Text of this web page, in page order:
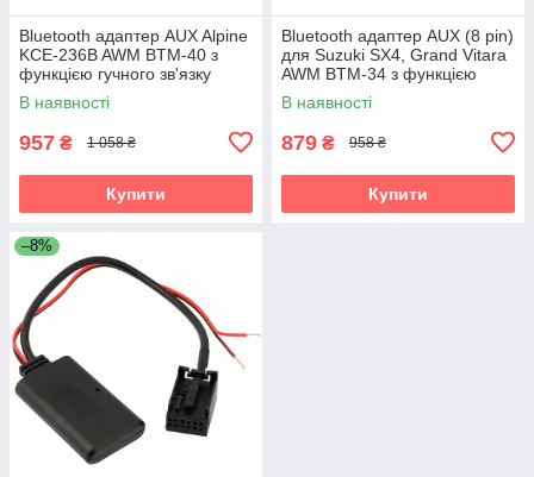
Bluetooth адаптер AUX Alpine
KCE-236B AWM BTM-40 з
функцією гучного зв'язку
В наявності
957 ₴ 1 058 ₴
Купити
Bluetooth адаптер AUX (8 pin)
для Suzuki SX4, Grand Vitara
AWM BTM-34 з функцією
гучного зв'язку
В наявності
879 ₴ 958 ₴
Купити
–8%